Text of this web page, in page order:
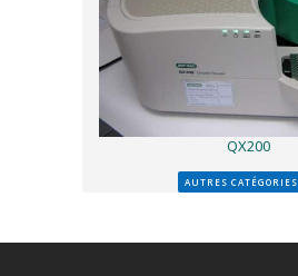
QX200
AUTRES CATÉGORIES